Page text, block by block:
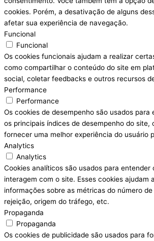
cookies. Porém, a desativação de alguns
afetar sua experiência de navegação.
Funcional
Funcional
Os cookies funcionais ajudam a realizar
como compartilhar o conteúdo do site em
social, coletar feedbacks e outros recursos
Performance
Performance
Os cookies de desempenho são usados para
os principais índices de desempenho do site,
fornecer uma melhor experiência do usuário
Analytics
Analytics
Cookies analíticos são usados para entender
interagem com o site. Esses cookies ajudam
informações sobre as métricas do número
rejeição, origem do tráfego, etc.
Propaganda
Propaganda
Os cookies de publicidade são usados para